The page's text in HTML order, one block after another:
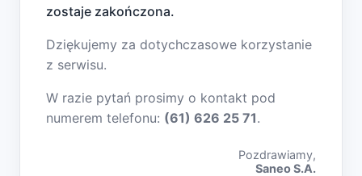
zostaje zakończona.
Dziękujemy za dotychczasowe korzystanie
z serwisu.
W razie pytań prosimy o kontakt pod
numerem telefonu: (61) 626 25 71.
Pozdrawiamy,
Saneo S.A.